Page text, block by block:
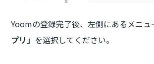
Yoomの登録完了後、左側にあるメニュ
プリ」 を選択してください。